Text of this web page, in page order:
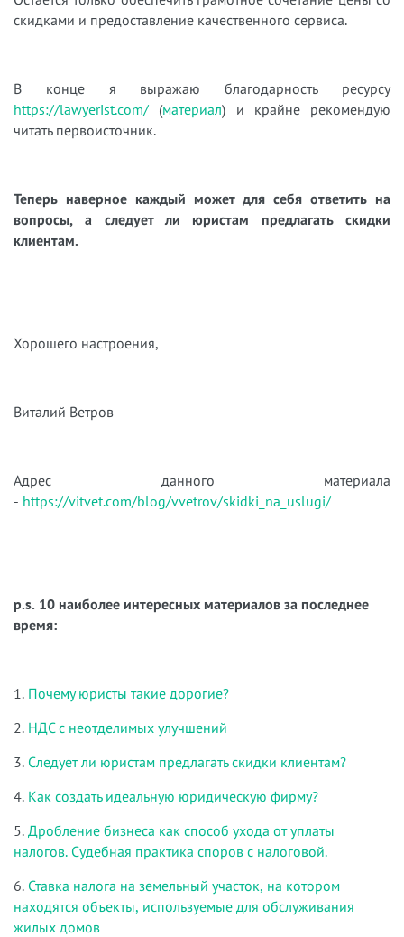
скидками и предоставление качественного сервиса.
В конце я выражаю благодарность ресурсу
https://lawyerist.com/ (материал) и крайне рекомендую
читать первоисточник.
Теперь наверное каждый может для себя ответить на
вопросы, а следует ли юристам предлагать скидки
клиентам.
Хорошего настроения,
Виталий Ветров
Адрес данного материала
- https://vitvet.com/blog/vvetrov/skidki_na_uslugi/
p.s. 10 наиболее интересных материалов за последнее
время:
1. Почему юристы такие дорогие?
2. НДС с неотделимых улучшений
3. Следует ли юристам предлагать скидки клиентам?
4. Как создать идеальную юридическую фирму?
5. Дробление бизнеса как способ ухода от уплаты
налогов. Судебная практика споров с налоговой.
6. Ставка налога на земельный участок, на котором
находятся объекты, используемые для обслуживания
жилых домов